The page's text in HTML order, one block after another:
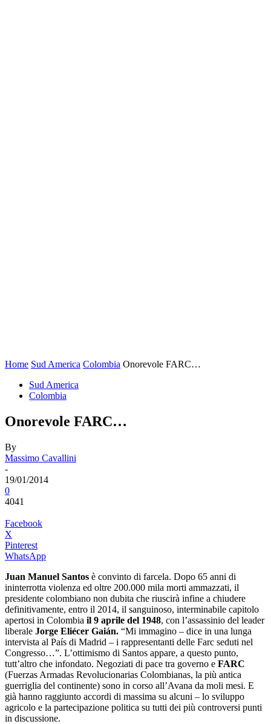
Home Sud America Colombia Onorevole FARC…
Sud America
Colombia
Onorevole FARC…
By
Massimo Cavallini
-
19/01/2014
0
4041
Facebook
X
Pinterest
WhatsApp
Juan Manuel Santos è convinto di farcela. Dopo 65 anni di
ininterrotta violenza ed oltre 200.000 mila morti ammazzati, il
presidente colombiano non dubita che riuscirà infine a chiudere
definitivamente, entro il 2014, il sanguinoso, interminabile capitolo
apertosi in Colombia il 9 aprile del 1948, con l’assassinio del leader
liberale Jorge Eliécer Gaián. “Mi immagino – dice in una lunga
intervista al País di Madrid – i rappresentanti delle Farc seduti nel
Congresso…”. L’ottimismo di Santos appare, a questo punto,
tutt’altro che infondato. Negoziati di pace tra governo e FARC
(Fuerzas Armadas Revolucionarias Colombianas, la più antica
guerriglia del continente) sono in corso all’Avana da moli mesi. E
già hanno raggiunto accordi di massima su alcuni – lo sviluppo
agricolo e la partecipazione politica su tutti dei più controversi punti
in discussione.